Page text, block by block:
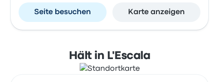
Seite besuchen Karte anzeigen
Hält in L'Escala